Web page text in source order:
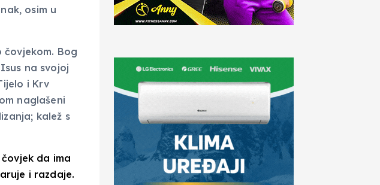
osim u
Bog
na svojoj
i Krv
naglašeni
kalež s
da ima
i razdaje.